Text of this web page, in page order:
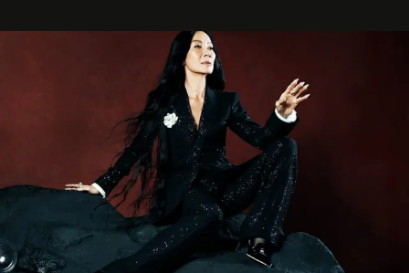
dirigida por Maggie Gyllenhaal.